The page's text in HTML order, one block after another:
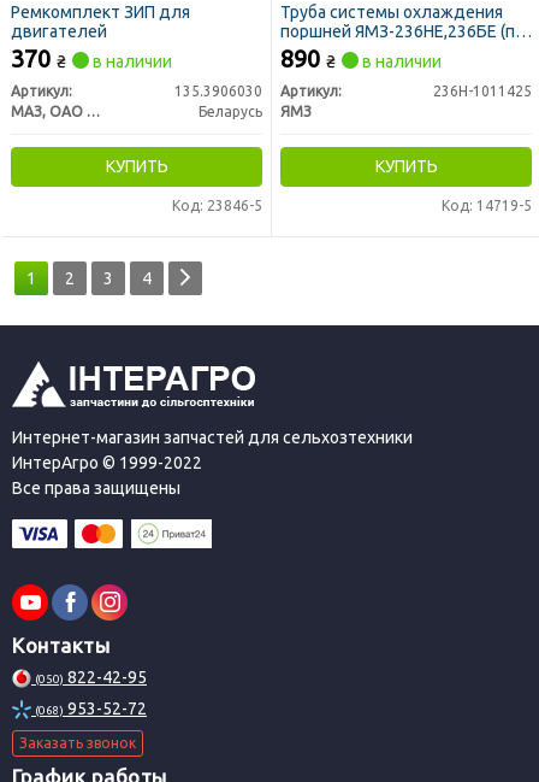
Ремкомплект ЗИП для
двигателей
370 ₴ в наличии
Артикул:
135.3906030
МАЗ, ОАО «Минский автомобильный завод»
Беларусь
КУПИТЬ
Код: 23846-5
Труба системы охлаждения
поршней ЯМЗ-236НЕ,236БЕ (пр-
во ЯМЗ)
890 ₴ в наличии
Артикул:
236Н-1011425
ЯМЗ
КУПИТЬ
Код: 14719-5
1 2 3 4
Интернет-магазин запчастей для сельхозтехники
ИнтерАгро © 1999-2022
Все права защищены
Контакты
(050) 822-42-95
(068) 953-52-72
Заказать звонок
График работы